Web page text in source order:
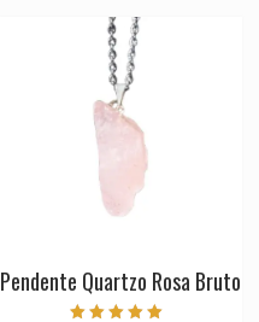
Pendente Quartzo Rosa Bruto